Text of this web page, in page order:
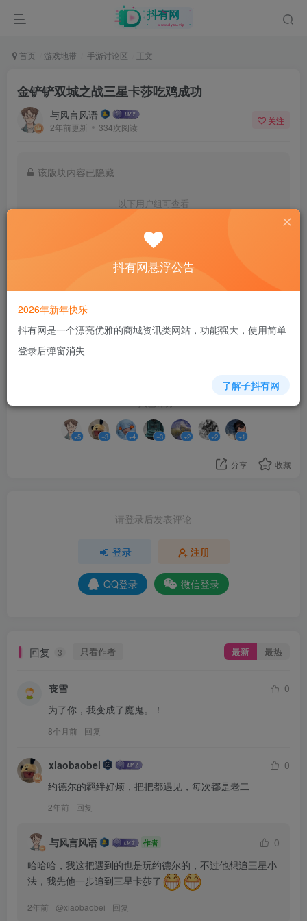
首页 游戏地带 手游讨论区 正文
金铲铲双城之战三星卡莎吃鸡成功
与风言风语
2年前更新 334次阅读
关注
该版块内容已隐藏
以下用户组可查看
及更高等级
登录后查看我的权限
7人已评分
+5 +3 +4 +3 +2 +2 +1
分享 收藏
请登录后发表评论
登录 注册
QQ登录 微信登录
回复 3 只看作者 最新 最热
丧雪
0
为了你，我变成了魔鬼。！
8个月前 回复
xiaobaobei
0
约德尔的羁绊好烦，把把都遇见，每次都是老二
2年前 回复
与风言风语 作者
0
哈哈哈，我这把遇到的也是玩约德尔的，不过他想追三星小
法，我先他一步追到三星卡莎了
2年前 @xiaobaobei 回复
抖有网悬浮公告
2026年新年快乐
抖有网是一个漂亮优雅的商城资讯类网站，功能强大，使用简单
登录后弹窗消失
了解子抖有网